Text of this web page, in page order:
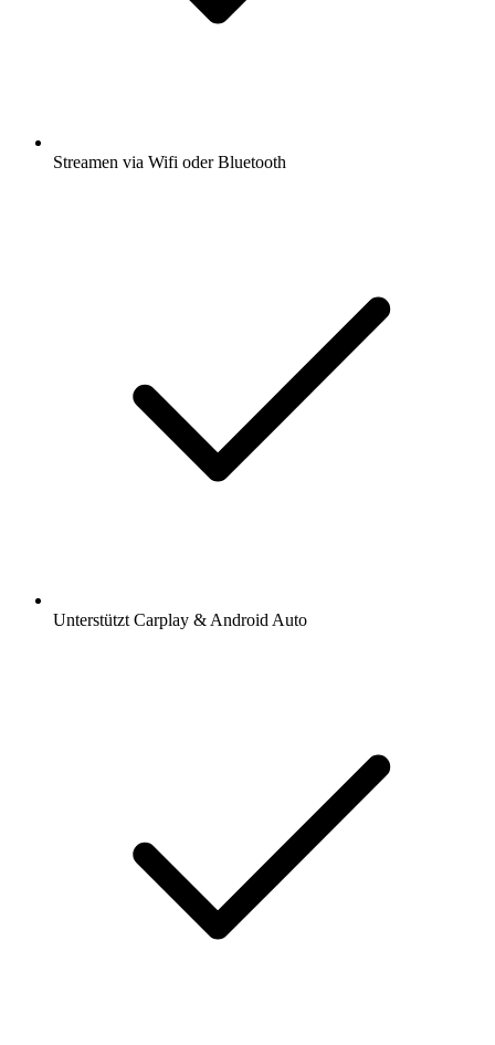
Streamen via Wifi oder Bluetooth
Unterstützt Carplay & Android Auto